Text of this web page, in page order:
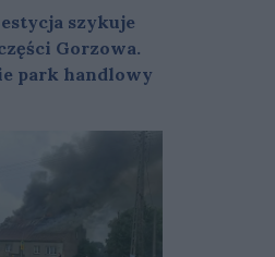
szykuje
Gorzowa.
park handlowy